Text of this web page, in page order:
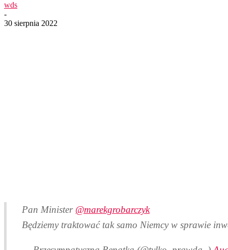
wds
-
30 sierpnia 2022
Pan Minister @marekgrobarczyk
Będziemy traktować tak samo Niemcy w sprawie